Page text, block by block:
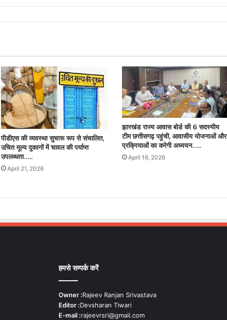
उप
पीडीएस की व्यवस्था सुचारू रूप से संचालित,
उचित मूल्य दुकानों में चावल की पर्याप्त
उपलब्धता…..
April 21, 2026
झारखंड राज्य आवास बोर्ड की 6 सदस्यीय
टीम छत्तीसगढ़ पहुंची, आवासीय योजनाओं और
प्रक्रियाओं का करेगी अध्ययन…..
April 16, 2026
हमसे सम्पर्क करें
Owner :Rajeev Ranjan Srivastava
Editor :Devsharan Tiwari
E-mail :rajeevrsri@gmail.com